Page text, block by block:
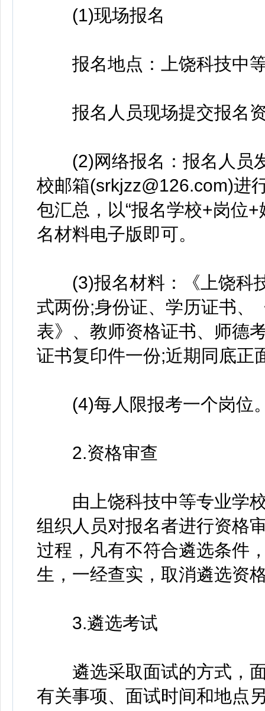
(1)现场报名
报名地点：上饶科技中等
报名人员现场提交报名
(2)网络报名：报名人员
校邮箱(srkjzz@126.com)进
包汇总，以“报名学校+岗位
名材料电子版即可。
(3)报名材料：《上饶科
式两份;身份证、学历证书、
表》、教师资格证书、师德
证书复印件一份;近期同底正
(4)每人限报考一个岗位
2.资格审查
由上饶科技中等专业学校
组织人员对报名者进行资格
过程，凡有不符合遴选条件
生，一经查实，取消遴选资
3.遴选考试
遴选采取面试的方式，面
有关事项、面试时间和地点